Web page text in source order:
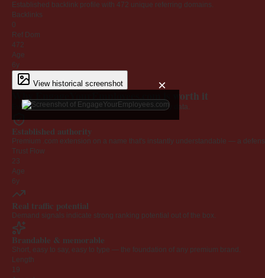
Established backlink profile with 472 unique referring domains.
Backlinks
0
Ref Dom
472
Age
6y
View historical screenshot ×
Why EngageYourEmployees.com is worth it
Every claim below is backed by verified third-party data.
Established authority
Premium .com extension on a name that's instantly understandable — a
Trust Flow
23
Age
6y
Real traffic potential
Demand signals indicate strong ranking potential out of the box.
Brandable & memorable
Short, easy to say, easy to type — the foundation of any premium brand.
Length
19